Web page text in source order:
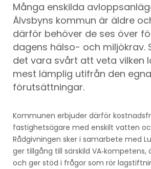
Många enskilda
Älvsbyns kommun är äldre
därför behöver de ses över
dagens hälso- och miljökrav.
det vara svårt att veta vilken
mest lämplig utifrån den
förutsättningar.
Kommunen erbjuder därför
fastighetsägare med enskilt vatten
Rådgivningen sker i samarbete med
ger tillgång till särskild VA‑kompetens,
och ger stöd i frågor som rör